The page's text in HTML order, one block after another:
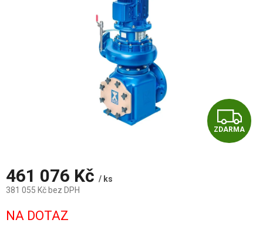
Z
D
ZDARMA
461 076 Kč / ks
381 055 Kč bez DPH
cena:
NA DOTAZ